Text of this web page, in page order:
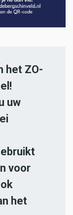
het ZO-
uw
voor
het